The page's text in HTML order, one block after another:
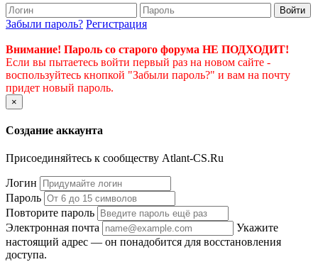
Войти
Забыли пароль? Регистрация
Внимание! Пароль со старого форума НЕ ПОДХОДИТ!
Если вы пытаетесь войти первый раз на новом сайте -
воспользуйтесь кнопкой "Забыли пароль?" и вам на почту
придет новый пароль.
×
Создание аккаунта
Присоединяйтесь к сообществу Atlant-CS.Ru
Логин
Пароль
Повторите пароль
Электронная почта
Укажите
настоящий адрес — он понадобится для восстановления
доступа.